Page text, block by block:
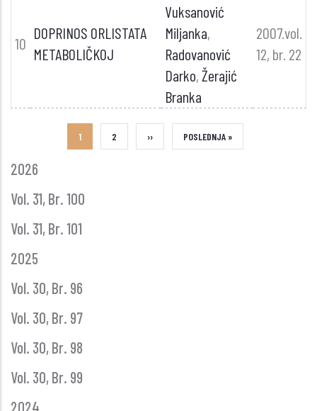
10
DOPRINOS ORLISTATA
METABOLIČKOJ
Vuksanović
Miljanka,
Radovanović
Darko,Žerajić
Branka
2007.vol.
12, br. 22
CURRENT
1 STRANA
2 NEXT
›› LAST
POSLEDNJA »
GLASNIK
GODINE
2026
Vol. 31, Br. 100
Vol. 31, Br. 101
2025
Vol. 30, Br. 96
Vol. 30, Br. 97
Vol. 30, Br. 98
Vol. 30, Br. 99
2024